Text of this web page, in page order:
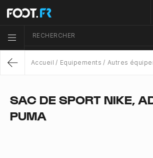
Menu list icon
RECHERCHER
Accueil Equipements Autres
SAC DE SPORT NIKE,
PUMA